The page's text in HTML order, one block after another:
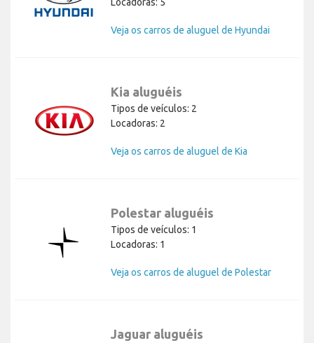
Veja os carros de aluguel de Hyundai
Kia aluguéis
Tipos de veículos: 2
Locadoras: 2
Veja os carros de aluguel de Kia
Polestar aluguéis
Tipos de veículos: 1
Locadoras: 1
Veja os carros de aluguel de Polestar
Jaguar aluguéis